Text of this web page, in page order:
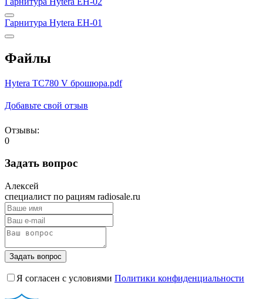
Гарнитура Hytera EH-01
Файлы
Hytera TC780 V брошюра.pdf
Добавьте свой отзыв
Отзывы:
0
Задать вопрос
Алексей
специалист по рациям radiosale.ru
Задать вопрос
Я согласен с условиями Политики конфиденциальности